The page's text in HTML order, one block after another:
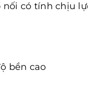
có tính chịu
bền cao